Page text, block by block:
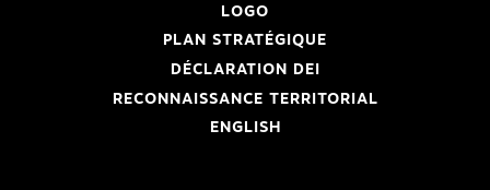
LOGO
PLAN STRATÉGIQUE
DÉCLARATION DEI
RECONNAISSANCE TERRITORIAL
ENGLISH